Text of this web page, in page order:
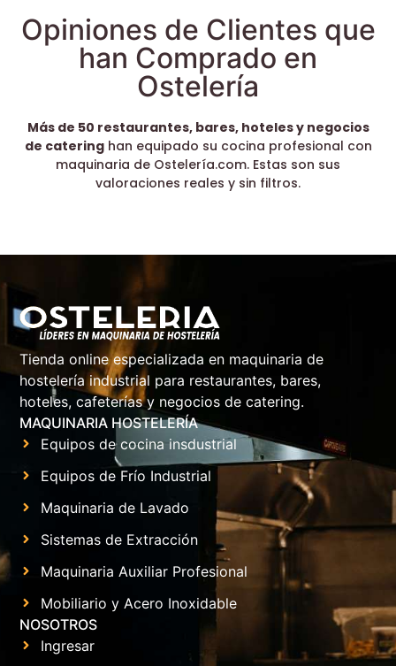
Opiniones de Clientes que
han Comprado en
Ostelería
Más de 50 restaurantes, bares, hoteles y negocios
de cateringhan equipado su cocina profesional con
maquinaria de Ostelería.com. Estas son sus
valoraciones reales y sin filtros.
Tienda online especializada en maquinaria de
hostelería industrial para restaurantes, bares,
hoteles, cafeterías y negocios de catering.
MAQUINARIA HOSTELERÍA
Equipos de cocina insdustrial
Equipos de Frío Industrial
Maquinaria de Lavado
Sistemas de Extracción
Maquinaria Auxiliar Profesional
Mobiliario y Acero Inoxidable
NOSOTROS
Ingresar